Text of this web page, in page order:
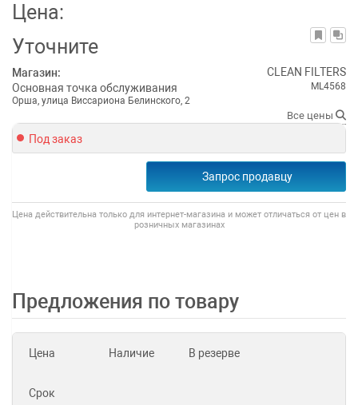
Цена:
Уточните
Магазин:
Основная точка обслуживания
Орша, улица Виссариона Белинского, 2
CLEAN FILTERS
ML4568
Все цены
Под заказ
Запрос продавцу
Цена действительна только для интернет-магазина и может отличаться от цен в
розничных магазинах
Предложения по товару
Цена Наличие В резерве
Срок